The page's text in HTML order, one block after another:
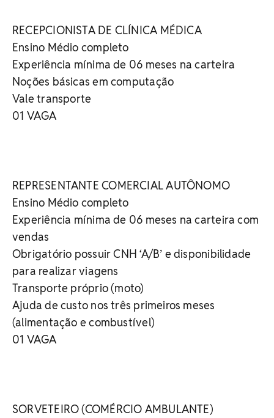
RECEPCIONISTA DE CLÍNICA MÉDICA
Ensino Médio completo
Experiência mínima de 06 meses na carteira
Noções básicas em computação
Vale transporte
01 VAGA
REPRESENTANTE COMERCIAL AUTÔNOMO
Ensino Médio completo
Experiência mínima de 06 meses na carteira com
vendas
Obrigatório possuir CNH ‘A/B’ e disponibilidade
para realizar viagens
Transporte próprio (moto)
Ajuda de custo nos três primeiros meses
(alimentação e combustível)
01 VAGA
SORVETEIRO (COMÉRCIO AMBULANTE)